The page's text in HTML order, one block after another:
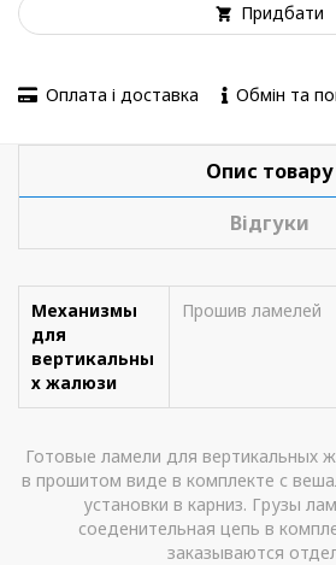
Придбати
Оплата і доставка Обмін та
Опис товару
Відгуки
Механизмы
для
вертикальны
х жалюзи
Прошив ламелей
Готовые ламели для вертикальных
в прошитом виде в комплекте с
установки в карниз. Грузы
соеденительная цепь в
заказываются